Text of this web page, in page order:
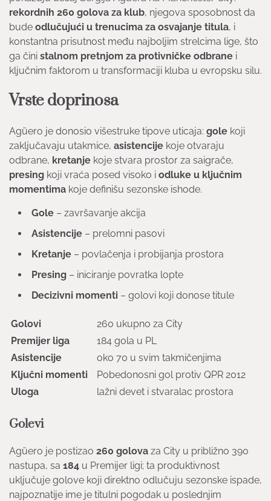
rekordnih 260 golova za klub, njegova sposobnost da
bude odlučujući u trenucima za osvajanje titula, i
konstantna prisutnost među najboljim strelcima lige, što
ga čini stalnom pretnjom za protivničke odbrane i
ključnim faktorom u transformaciji kluba u evropsku silu.
Vrste doprinosa
Agüero je donosio višestruke tipove uticaja: gole koji
zaključavaju utakmice, asistencije koje otvaraju
odbrane, kretanje koje stvara prostor za saigrače,
presing koji vraća posed visoko i odluke u ključnim
momentima koje definišu sezonske ishode.
Gole – završavanje akcija
Asistencije – prelomni pasovi
Kretanje – povlačenja i probijanja prostora
Presing – iniciranje povratka lopte
Decizivni momenti – golovi koji donose titule
Golovi
260 ukupno za City
Premijer liga
184 gola u PL
Asistencije
oko 70 u svim takmičenjima
Ključni momenti
Pobedonosni gol protiv QPR 2012
Uloga
lažni devet i stvaralac prostora
Golevi
Agüero je postizao 260 golova za City u približno 390
nastupa, sa 184 u Premijer ligi; ta produktivnost
uključuje golove koji direktno odlučuju sezonske ispade,
najpoznatije ime je titulni pogodak u poslednjim